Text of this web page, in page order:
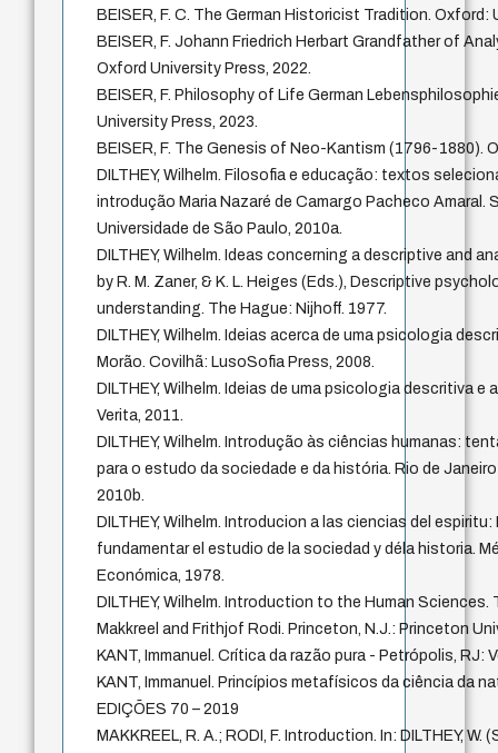
BEISER, F. C. The German Historicist Tradition. Oxford:
BEISER, F. Johann Friedrich Herbart Grandfather of
Oxford University Press, 2022.
BEISER, F. Philosophy of Life German
University Press, 2023.
BEISER, F. The Genesis of Neo-Kantism (1796-1880).
DILTHEY, Wilhelm. Filosofia e educação: textos
introdução Maria Nazaré de Camargo Pacheco Amaral.
Universidade de São Paulo, 2010a.
DILTHEY, Wilhelm. Ideas concerning a descriptive and
by R. M. Zaner, & K. L. Heiges (Eds.), Descriptive
understanding. The Hague: Nijhoff. 1977.
DILTHEY, Wilhelm. Ideias acerca de uma psicologia
Morão. Covilhã: LusoSofia Press, 2008.
DILTHEY, Wilhelm. Ideias de uma psicologia descritiva e
Verita, 2011.
DILTHEY, Wilhelm. Introdução às ciências humanas:
para o estudo da sociedade e da história. Rio de
2010b.
DILTHEY, Wilhelm. Introducion a las ciencias del
fundamentar el estudio de la sociedad y déla historia.
Económica, 1978.
DILTHEY, Wilhelm. Introduction to the Human
Makkreel and Frithjof Rodi. Princeton, N.J.: Princeton
KANT, Immanuel. Crítica da razão pura - Petrópolis, RJ:
KANT, Immanuel. Princípios metafísicos da ciência da
EDIÇÕES 70 – 2019
MAKKREEL, R. A.; RODI, F. Introduction. In: DILTHEY, W.